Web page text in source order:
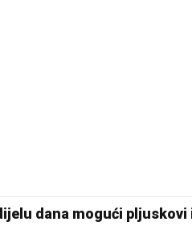
dana mogući